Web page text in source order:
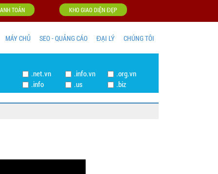
TOÁN KHO GIAO DIỆN ĐẸP
MÁY CHỦ SEO - QUẢNG CÁO ĐẠI LÝ CHÚNG TÔI
.net.vn .info.vn
.org.vn
.info .us .biz